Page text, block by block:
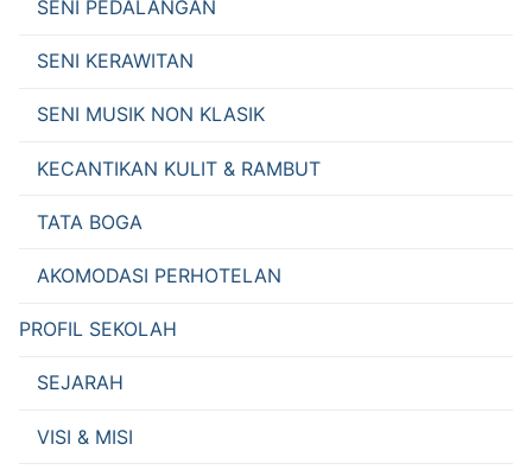
SENI PEDALANGAN
SENI KERAWITAN
SENI MUSIK NON KLASIK
KECANTIKAN KULIT & RAMBUT
TATA BOGA
AKOMODASI PERHOTELAN
PROFIL SEKOLAH
SEJARAH
VISI & MISI